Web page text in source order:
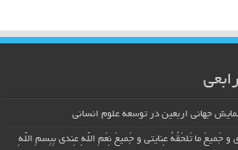
جهانی اربعین در توسعه علوم انسانی
جَمیعَ ما تَلحَقُهُ عِنایتی و جَمیعَ نِعَمِ اللّهِ عِندی بِبِسمِ اللّهِ